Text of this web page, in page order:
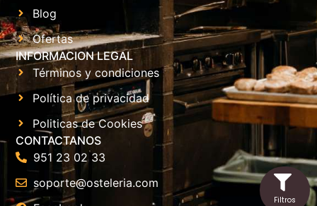
Blog
Ofertas
INFORMACION LEGAL
Términos y condiciones
Política de privacidad
Politicas de Cookies
CONTACTANOS
951 23 02 33
soporte@osteleria.com